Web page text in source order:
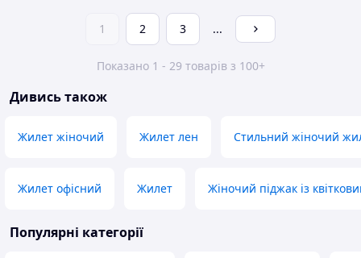
1 2 3 ...
Показано 1 - 29 товарів з 100+
Дивись також
Жилет жіночий Жилет лен Стильний жіночий
Жилет офісний Жилет Жіночий піджак із
Популярні категорії